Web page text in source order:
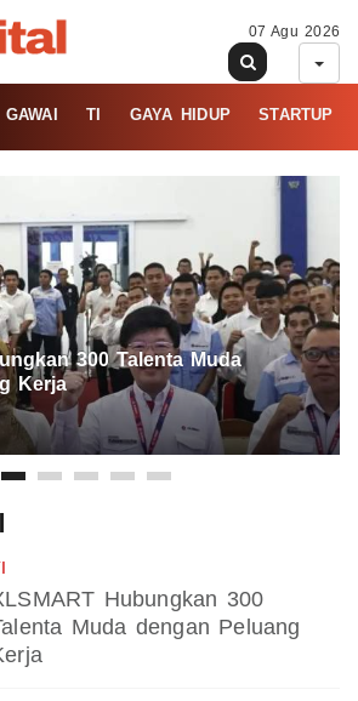
07 Agu 2026
GAWAI TI GAYA HIDUP STARTUP
300 Talenta Muda
Kerja
Hubungkan 300
Muda dengan Peluang